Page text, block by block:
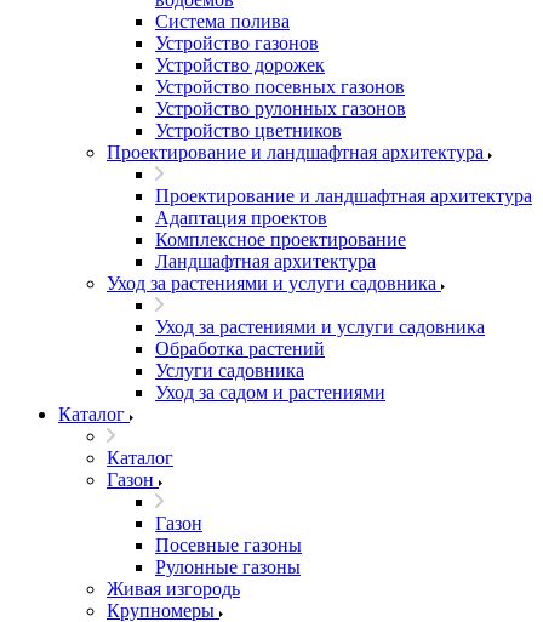
Система полива
Устройство газонов
Устройство дорожек
Устройство посевных газонов
Устройство рулонных газонов
Устройство цветников
Проектирование и ландшафтная архитектура
Проектирование и ландшафтная архитектура
Адаптация проектов
Комплексное проектирование
Ландшафтная архитектура
Уход за растениями и услуги садовника
Уход за растениями и услуги садовника
Обработка растений
Услуги садовника
Уход за садом и растениями
Каталог
Каталог
Газон
Газон
Посевные газоны
Рулонные газоны
Живая изгородь
Крупномеры